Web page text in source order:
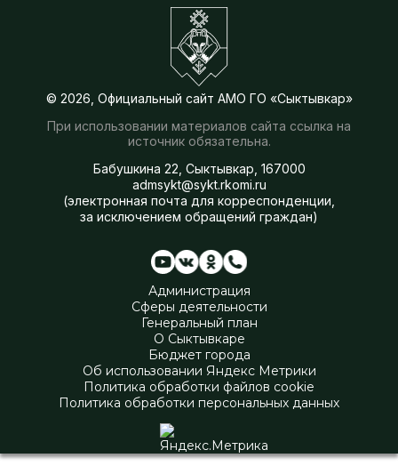
© 2026, Официальный сайт АМО ГО «Сыктывкар»
При использовании материалов сайта ссылка на
источник обязательна.
Бабушкина 22, Сыктывкар, 167000
admsykt@sykt.rkomi.ru
(электронная почта для корреспонденции,
за исключением обращений граждан)
Администрация
Сферы деятельности
Генеральный план
О Сыктывкаре
Бюджет города
Об использовании Яндекс Метрики
Политика обработки файлов cookie
Политика обработки персональных данных